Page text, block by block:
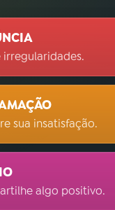
irregularidades.
sua insatisfação.
algo positivo.